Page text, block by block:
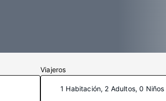
Viajeros
1 Habitación, 2 Adultos, 0 Niños